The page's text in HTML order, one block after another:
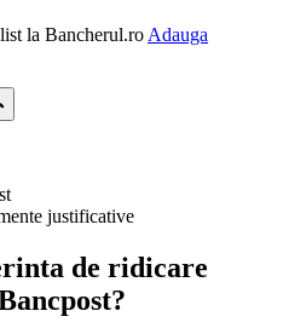
la Bancherul.ro Adauga
justificative
de ridicare